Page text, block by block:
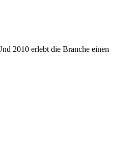
2010 erlebt die Branche einen